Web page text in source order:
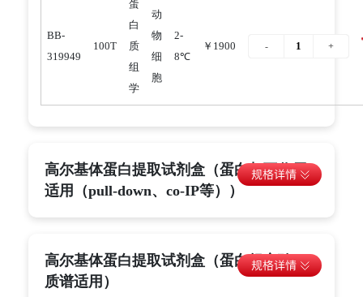
BB-
319949
100T
蛋
白
质
组
学
动
物
细
胞
2-
8℃
￥1900
高尔基体蛋白提取试剂盒（蛋白相互作用
适用（pull-down、co-IP等））
高尔基体蛋白提取试剂盒（蛋白组实验、
质谱适用）